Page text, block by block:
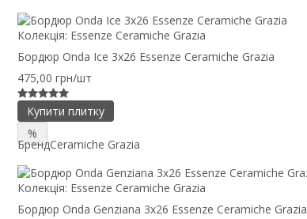
Колекція: Essenze Ceramiche Grazia
Бордюр Onda Ice 3x26 Essenze Ceramiche Grazia
475,00 грн/шт
Купити плитку
%
БрендCeramiche Grazia
Колекція: Essenze Ceramiche Grazia
Бордюр Onda Genziana 3x26 Essenze Ceramiche Grazia